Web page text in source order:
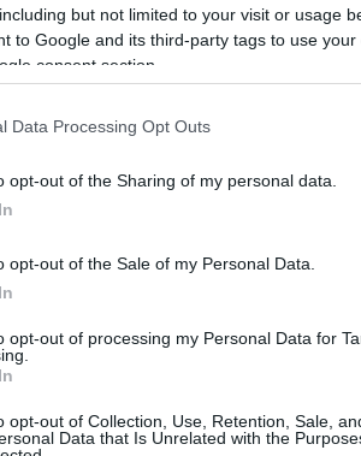
but not limited to your visit or usage
to Google and its third-party tags to use
consent section.
Data Processing Opt Outs
opt-out of the Sharing of my personal data.
opt-out of the Sale of my Personal Data.
opt-out of processing my Personal Data for
opt-out of Collection, Use, Retention, Sale,
Data that Is Unrelated with the
mobiltelefonok és napelemek is
A KYOCERA
melynek központja Japán
ága, a KYOCERA
relevánsak. A
fejlesztések e részlegben is
és a hozzá alkalmazott mikro-
tartós nyomtatóműveket
de akár az A4-es kategóriában is
ez a GLOBAL UNION mottója:
sem igényelnek néhány
képest kimagaslóan
üzemeltetést, kevesebb